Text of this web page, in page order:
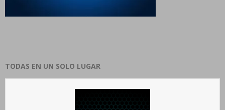
TODAS EN UN SOLO LUGAR